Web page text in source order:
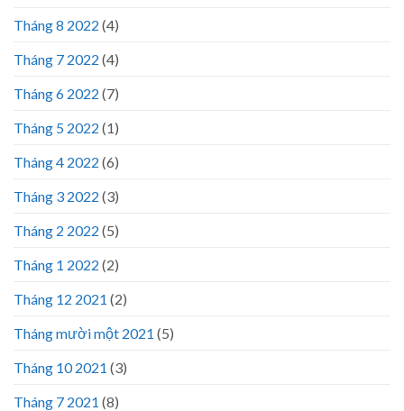
Tháng 8 2022 (4)
Tháng 7 2022 (4)
Tháng 6 2022 (7)
Tháng 5 2022 (1)
Tháng 4 2022 (6)
Tháng 3 2022 (3)
Tháng 2 2022 (5)
Tháng 1 2022 (2)
Tháng 12 2021 (2)
Tháng mười một 2021 (5)
Tháng 10 2021 (3)
Tháng 7 2021 (8)